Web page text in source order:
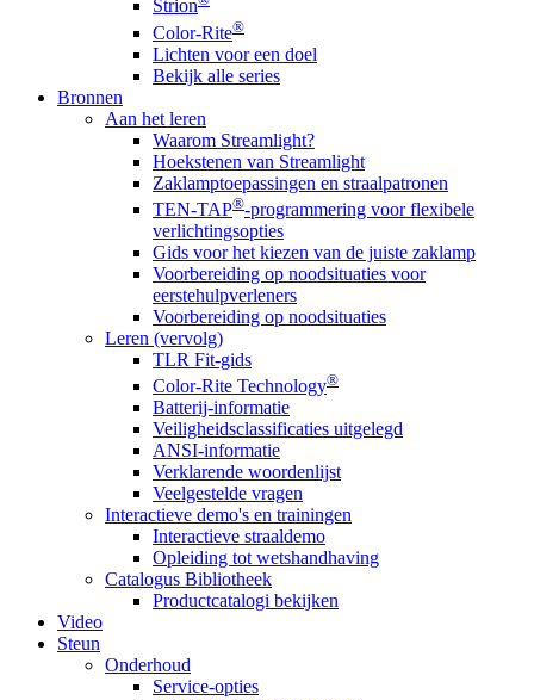
Strion
Color-Rite®
Lichten voor een doel
Bekijk alle series
Bronnen
Aan het leren
Waarom Streamlight?
Hoekstenen van Streamlight
Zaklamptoepassingen en straalpatronen
TEN-TAP®-programmering voor flexibele
verlichtingsopties
Gids voor het kiezen van de juiste zaklamp
Voorbereiding op noodsituaties voor
eerstehulpverleners
Voorbereiding op noodsituaties
Leren (vervolg)
TLR Fit-gids
Color-Rite Technology®
Batterij-informatie
Veiligheidsclassificaties uitgelegd
ANSI-informatie
Verklarende woordenlijst
Veelgestelde vragen
Interactieve demo's en trainingen
Interactieve straaldemo
Opleiding tot wetshandhaving
Catalogus Bibliotheek
Productcatalogi bekijken
Video
Steun
Onderhoud
Service-opties